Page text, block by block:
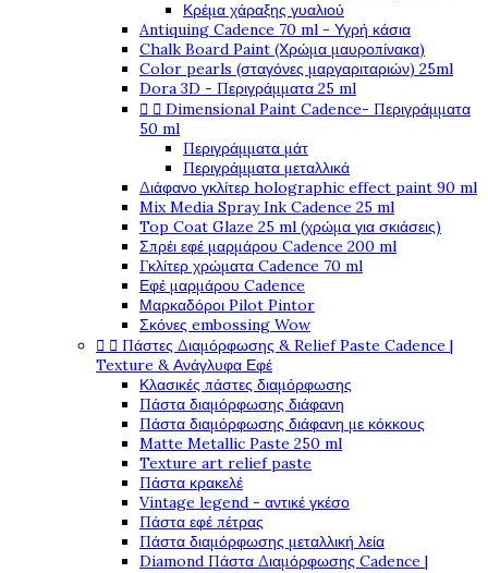
Κρέμα χάραξης γυαλιού
Antiquing Cadence 70 ml - Υγρή κάσια
Chalk Board Paint (Χρώμα μαυροπίνακα)
Color pearls (σταγόνες μαργαριταριών) 25ml
Dora 3D - Περιγράμματα 25 ml
  Dimensional Paint Cadence- Περιγράμματα
50 ml
Περιγράμματα μάτ
Περιγράμματα μεταλλικά
Διάφανο γκλίτερ holographic effect paint 90 ml
Mix Media Spray Ink Cadence 25 ml
Top Coat Glaze 25 ml (χρώμα για σκιάσεις)
Σπρέι εφέ μαρμάρου Cadence 200 ml
Γκλίτερ χρώματα Cadence 70 ml
Εφέ μαρμάρου Cadence
Μαρκαδόροι Pilot Pintor
Σκόνες embossing Wow
  Πάστες Διαμόρφωσης & Relief Paste Cadence |
Texture & Ανάγλυφα Εφέ
Κλασικές πάστες διαμόρφωσης
Πάστα διαμόρφωσης διάφανη
Πάστα διαμόρφωσης διάφανη με κόκκους
Matte Metallic Paste 250 ml
Texture art relief paste
Πάστα κρακελέ
Vintage legend - αντικέ γκέσο
Πάστα εφέ πέτρας
Πάστα διαμόρφωσης μεταλλική λεία
Diamond Πάστα Διαμόρφωσης Cadence |